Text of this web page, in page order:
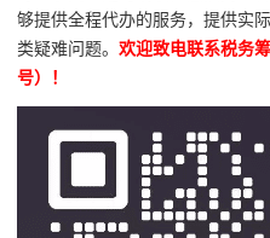
够提供全程代办的服务，提供实
类疑难问题。 欢迎致电联系税务
号）！